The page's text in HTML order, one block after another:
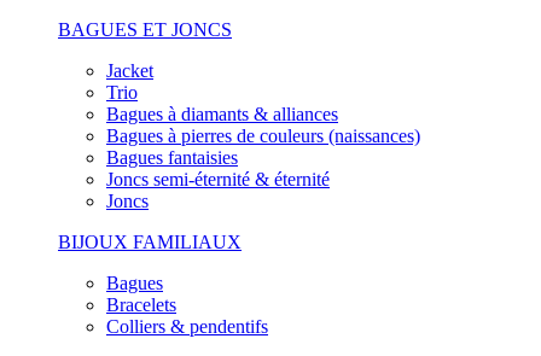
BAGUES ET JONCS
Jacket
Trio
Bagues à diamants & alliances
Bagues à pierres de couleurs (naissances)
Bagues fantaisies
Joncs semi-éternité & éternité
Joncs
BIJOUX FAMILIAUX
Bagues
Bracelets
Colliers & pendentifs